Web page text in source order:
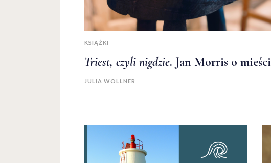
KSIĄŻKI
Triest, czyli nigdzie. Jan Morris o
JULIA WOLLNER